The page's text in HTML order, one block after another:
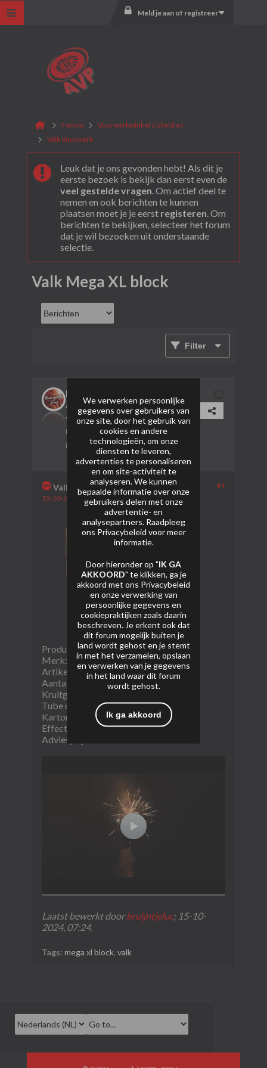
Meld je aan of registreer
Forum
Vuurwerkwinkel Collecties
Valk Vuurwerk
Leuk dat je ons gevonden hebt! Als dit je
eerste bezoek is bekijk dan eerst even de
veel gestelde vragen. Om actief deel te
nemen en ook berichten te kunnen
plaatsen moet je je eerst registeren. Om
berichten te bekijken, selecteer het forum
dat je wil bezoeken uit onderstaande
selectie.
Valk Mega XL block
Filter
bruijntjeluc
AVP Lid
Lid sinds:
26-01-2024
Berichten:506
#1
Valk Mega XL block
15-10-2024, 05:49
Product naam: Mega XL Block
Merk: Valk
Artikel nummer:4730
Aantal schoten: 100
Kruitgewicht (NEM): nnbgram
Tube diameter: nnb mm
Kartoninhoud: 1/1
Effectomschrijving:
Adviesprijs: €nnb
Laatst bewerkt doorbruijntjeluc; 15-10-
2024, 07:24.
Tags: mega xl block, valk
We verwerken persoonlijke
gegevens over gebruikers van
onze site, door het gebruik van
cookies en andere
technologieën, om onze
diensten te leveren,
advertenties te personaliseren
en om site-activiteit te
analyseren. We kunnen
bepaalde informatie over onze
gebruikers delen met onze
advertentie- en
analysepartners. Raadpleeg
ons Privacybeleid voor meer
informatie.
Door hieronder op "IK GA
AKKOORD" te klikken, ga je
akkoord met ons Privacybeleid
en onze verwerking van
persoonlijke gegevens en
cookiepraktijken zoals daarin
beschreven. Je erkent ook dat
dit forum mogelijk buiten je
land wordt gehost en je stemt
in met het verzamelen, opslaan
en verwerken van je gegevens
in het land waar dit forum
wordt gehost.
Ik ga akkoord